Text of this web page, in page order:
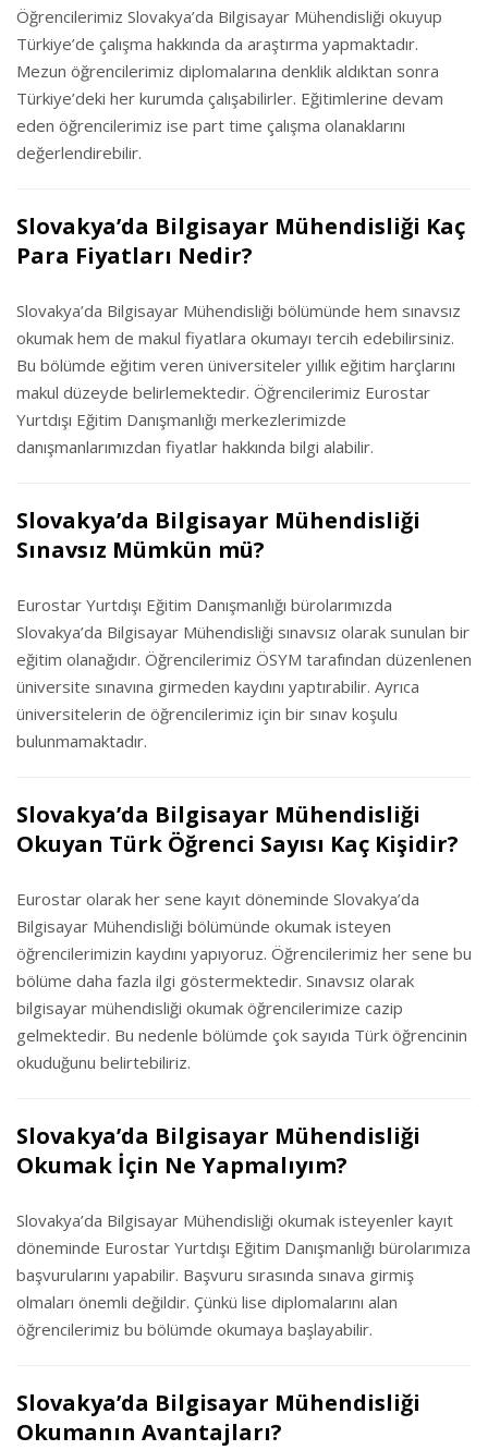
Öğrencilerimiz Slovakya’da Bilgisayar Mühendisliği okuyup
Türkiye’de çalışma hakkında da araştırma yapmaktadır.
Mezun öğrencilerimiz diplomalarına denklik aldıktan sonra
Türkiye’deki her kurumda çalışabilirler. Eğitimlerine devam
eden öğrencilerimiz ise part time çalışma olanaklarını
değerlendirebilir.
Slovakya’da Bilgisayar Mühendisliği Kaç
Para Fiyatları Nedir?
Slovakya’da Bilgisayar Mühendisliği bölümünde hem sınavsız
okumak hem de makul fiyatlara okumayı tercih edebilirsiniz.
Bu bölümde eğitim veren üniversiteler yıllık eğitim harçlarını
makul düzeyde belirlemektedir. Öğrencilerimiz Eurostar
Yurtdışı Eğitim Danışmanlığı merkezlerimizde
danışmanlarımızdan fiyatlar hakkında bilgi alabilir.
Slovakya’da Bilgisayar Mühendisliği
Sınavsız Mümkün mü?
Eurostar Yurtdışı Eğitim Danışmanlığı bürolarımızda
Slovakya’da Bilgisayar Mühendisliği sınavsız olarak sunulan bir
eğitim olanağıdır. Öğrencilerimiz ÖSYM tarafından düzenlenen
üniversite sınavına girmeden kaydını yaptırabilir. Ayrıca
üniversitelerin de öğrencilerimiz için bir sınav koşulu
bulunmamaktadır.
Slovakya’da Bilgisayar Mühendisliği
Okuyan Türk Öğrenci Sayısı Kaç Kişidir?
Eurostar olarak her sene kayıt döneminde Slovakya’da
Bilgisayar Mühendisliği bölümünde okumak isteyen
öğrencilerimizin kaydını yapıyoruz. Öğrencilerimiz her sene bu
bölüme daha fazla ilgi göstermektedir. Sınavsız olarak
bilgisayar mühendisliği okumak öğrencilerimize cazip
gelmektedir. Bu nedenle bölümde çok sayıda Türk öğrencinin
okuduğunu belirtebiliriz.
Slovakya’da Bilgisayar Mühendisliği
Okumak İçin Ne Yapmalıyım?
Slovakya’da Bilgisayar Mühendisliği okumak isteyenler kayıt
döneminde Eurostar Yurtdışı Eğitim Danışmanlığı bürolarımıza
başvurularını yapabilir. Başvuru sırasında sınava girmiş
olmaları önemli değildir. Çünkü lise diplomalarını alan
öğrencilerimiz bu bölümde okumaya başlayabilir.
Slovakya’da Bilgisayar Mühendisliği
Okumanın Avantajları?